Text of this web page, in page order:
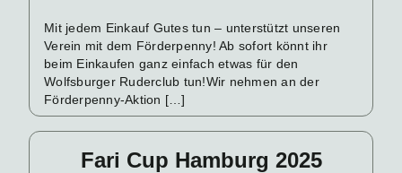
Mit jedem Einkauf Gutes tun – unterstützt unseren
Verein mit dem Förderpenny! Ab sofort könnt ihr
beim Einkaufen ganz einfach etwas für den
Wolfsburger Ruderclub tun!Wir nehmen an der
Förderpenny-Aktion […]
Fari Cup Hamburg 2025